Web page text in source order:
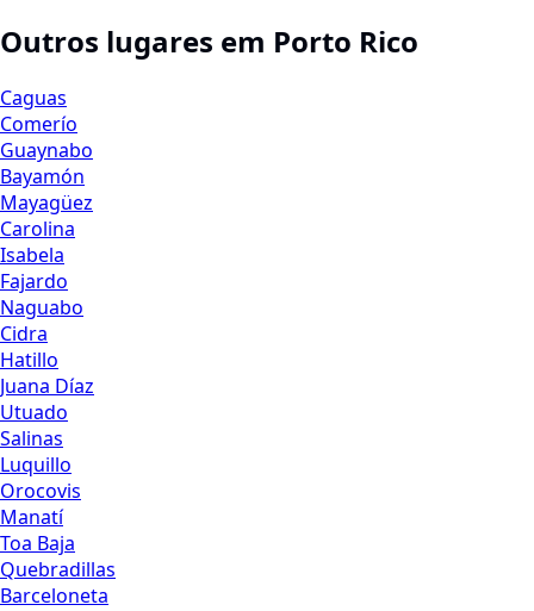
Outros lugares em Porto Rico
Caguas
Comerío
Guaynabo
Bayamón
Mayagüez
Carolina
Isabela
Fajardo
Naguabo
Cidra
Hatillo
Juana Díaz
Utuado
Salinas
Luquillo
Orocovis
Manatí
Toa Baja
Quebradillas
Barceloneta